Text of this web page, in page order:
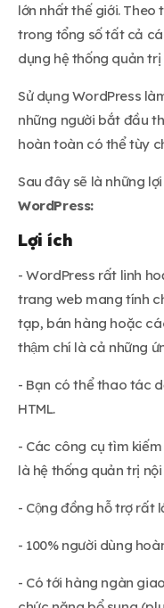
lớn nhất thế giới. Theo
trong tổng số tất cả
dụng hệ thống quản
Sử dụng WordPress
những người bắt đầu
hoàn toàn có thể tùy
Sau đây sẽ là những
WordPress:
Lợi ích
- WordPress rất linh
trang web mang tính
tạp, bán hàng hoặc
thậm chí là cả những
- Bạn có thể thao tác
HTML.
- Các công cụ tìm
là hệ thống quản trị
- Cộng đồng hỗ trợ rất
- 100% người dùng
- Có tới hàng ngàn